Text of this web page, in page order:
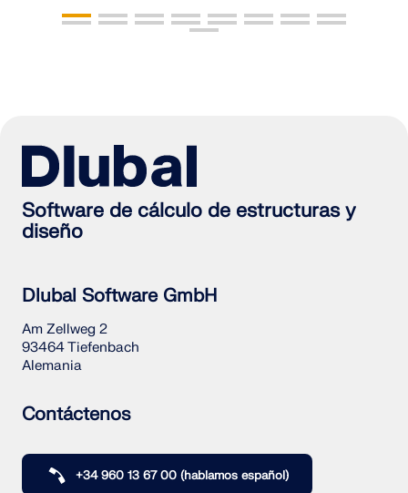
Software de cálculo de estructuras y
diseño
Dlubal Software GmbH
Am Zellweg 2
93464 Tiefenbach
Alemania
Contáctenos
+34 960 13 67 00 (hablamos español)